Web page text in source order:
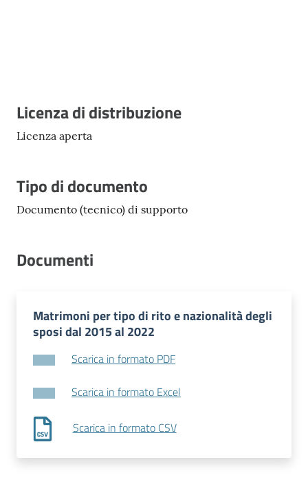
Descrizione
Licenza di distribuzione
Licenza aperta
Tipo di documento
Documento (tecnico) di supporto
Documenti
Matrimoni per tipo di rito e nazionalità degli
sposi dal 2015 al 2022
Scarica in formato PDF
Scarica in formato Excel
Scarica in formato CSV